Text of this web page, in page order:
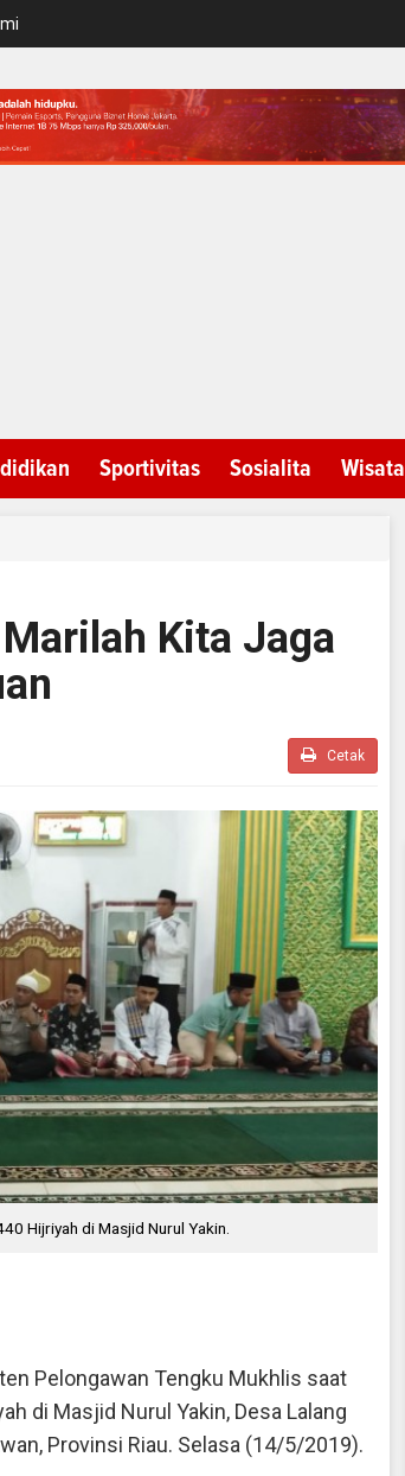
Sportivitas Sosialita Wisata
Kita Jaga
Cetak
Hijriyah di Masjid Nurul Yakin.
Pelongawan Tengku Mukhlis saat
di Masjid Nurul Yakin, Desa Lalang
Provinsi Riau. Selasa (14/5/2019).